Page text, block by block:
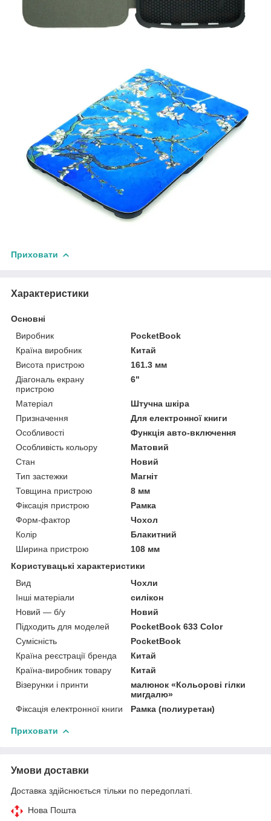
Приховати
Характеристики
Основні
Виробник
PocketBook
Країна виробник
Китай
Висота пристрою
161.3 мм
Діагональ екрану
пристрою
6"
Матеріал
Штучна шкіра
Призначення
Для електронної книги
Особливості
Функція авто-включення
Особливість кольору
Матовий
Стан
Новий
Тип застежки
Магніт
Товщина пристрою
8 мм
Фіксація пристрою
Рамка
Форм-фактор
Чохол
Колір
Блакитний
Ширина пристрою
108 мм
Користувацькі характеристики
Вид
Чохли
Інші матеріали
силікон
Новий — б/у
Новий
Підходить для моделей
PocketBook 633 Color
Сумісність
PocketBook
Країна реєстрації бренда
Китай
Країна-виробник товару
Китай
Візерунки і принти
малюнок «Кольорові гілки
мигдалю»
Фіксація електронної книги
Рамка (полиуретан)
Приховати
Умови доставки
Доставка здійснюється тільки по передоплаті.
Нова Пошта